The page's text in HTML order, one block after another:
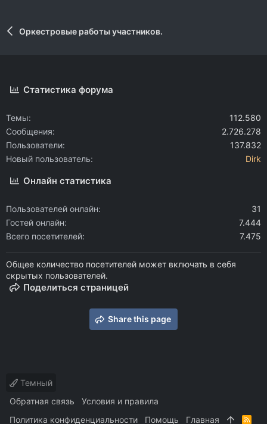
Оркестровые работы участников.
Статистика форума
Темы
112.580
Сообщения
2.726.278
Пользователи
137.832
Новый пользователь
Dirk
Онлайн статистика
Пользователей онлайн
31
Гостей онлайн
7.444
Всего посетителей
7.475
Общее количество посетителей может включать в себя
скрытых пользователей.
Поделиться страницей
Share this page
Темный
Обратная связь
Условия и правила
Политика конфиденциальности
Помощь Главная R